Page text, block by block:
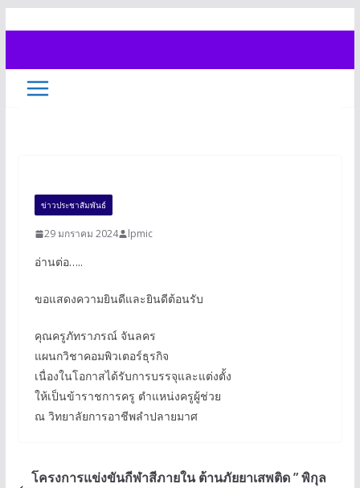
ข่าวประชาสัมพันธ์
29 มกราคม 2024 lpmic
อ่านต่อ…..
ขอแสดงความยินดีและยินดีต้อนรับ
คุณครูภัทราภรณ์ จันลคร
แผนกวิชาคอมพิวเตอร์ธุรกิจ
เนื่องในโอกาสได้รับการบรรจุและแต่งตั้ง
ให้เป็นข้าราชการครู ตำแหน่งครูผู้ช่วย
ณ วิทยาลัยการอาชีพลำปลายมาศ
โครงการแข่งขันกีฬาสีภายใน ต้านภัยยาเสพติด ” พิกุล